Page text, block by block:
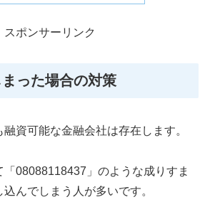
スポンサーリンク
った場合の対策
資可能な金融会社は存在します。
08088118437」のような成りすま
んでしまう人が多いです。